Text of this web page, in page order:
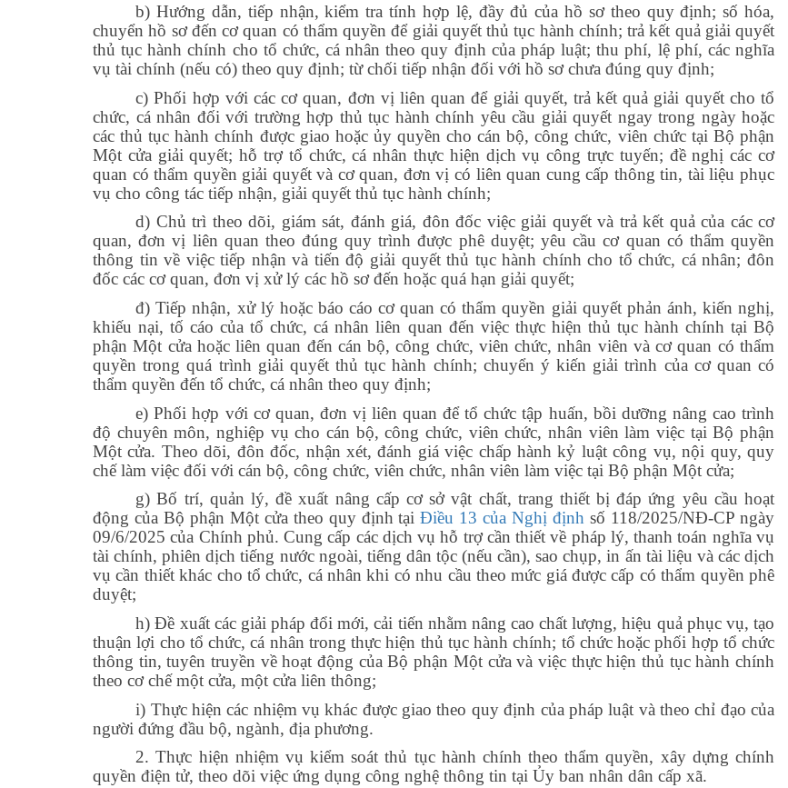
b) Hướng dẫn, tiếp nhận, kiểm tra tính hợp lệ, đầy đủ của hồ sơ theo quy định; số hóa,
chuyển hồ sơ đến cơ quan có thẩm quyền để giải quyết thủ tục hành chính; trả kết quả giải quyết
thủ tục hành chính cho tổ chức, cá nhân theo quy định của pháp luật; thu phí, lệ phí, các nghĩa
vụ tài chính (nếu có) theo quy định; từ chối tiếp nhận đối với hồ sơ chưa đúng quy định;
c) Phối hợp với các cơ quan, đơn vị liên quan để giải quyết, trả kết quả giải quyết cho tổ
chức, cá nhân đối với trường hợp thủ tục hành chính yêu cầu giải quyết ngay trong ngày hoặc
các thủ tục hành chính được giao hoặc ủy quyền cho cán bộ, công chức, viên chức tại Bộ phận
Một cửa giải quyết; hỗ trợ tổ chức, cá nhân thực hiện dịch vụ công trực tuyến; đề nghị các cơ
quan có thẩm quyền giải quyết và cơ quan, đơn vị có liên quan cung cấp thông tin, tài liệu phục
vụ cho công tác tiếp nhận, giải quyết thủ tục hành chính;
d) Chủ trì theo dõi, giám sát, đánh giá, đôn đốc việc giải quyết và trả kết quả của các cơ
quan, đơn vị liên quan theo đúng quy trình được phê duyệt; yêu cầu cơ quan có thẩm quyền
thông tin về việc tiếp nhận và tiến độ giải quyết thủ tục hành chính cho tổ chức, cá nhân; đôn
đốc các cơ quan, đơn vị xử lý các hồ sơ đến hoặc quá hạn giải quyết;
đ) Tiếp nhận, xử lý hoặc báo cáo cơ quan có thẩm quyền giải quyết phản ánh, kiến nghị,
khiếu nại, tố cáo của tổ chức, cá nhân liên quan đến việc thực hiện thủ tục hành chính tại Bộ
phận Một cửa hoặc liên quan đến cán bộ, công chức, viên chức, nhân viên và cơ quan có thẩm
quyền trong quá trình giải quyết thủ tục hành chính; chuyển ý kiến giải trình của cơ quan có
thẩm quyền đến tổ chức, cá nhân theo quy định;
e) Phối hợp với cơ quan, đơn vị liên quan để tổ chức tập huấn, bồi dưỡng nâng cao trình
độ chuyên môn, nghiệp vụ cho cán bộ, công chức, viên chức, nhân viên làm việc tại Bộ phận
Một cửa. Theo dõi, đôn đốc, nhận xét, đánh giá việc chấp hành kỷ luật công vụ, nội quy, quy
chế làm việc đối với cán bộ, công chức, viên chức, nhân viên làm việc tại Bộ phận Một cửa;
g) Bố trí, quản lý, đề xuất nâng cấp cơ sở vật chất, trang thiết bị đáp ứng yêu cầu hoạt
động của Bộ phận Một cửa theo quy định tạiĐiều 13 của Nghị địnhsố 118/2025/NĐ-CP ngày
09/6/2025 của Chính phủ. Cung cấp các dịch vụ hỗ trợ cần thiết về pháp lý, thanh toán nghĩa vụ
tài chính, phiên dịch tiếng nước ngoài, tiếng dân tộc (nếu cần), sao chụp, in ấn tài liệu và các dịch
vụ cần thiết khác cho tổ chức, cá nhân khi có nhu cầu theo mức giá được cấp có thẩm quyền phê
duyệt;
h) Đề xuất các giải pháp đổi mới, cải tiến nhằm nâng cao chất lượng, hiệu quả phục vụ, tạo
thuận lợi cho tổ chức, cá nhân trong thực hiện thủ tục hành chính; tổ chức hoặc phối hợp tổ chức
thông tin, tuyên truyền về hoạt động của Bộ phận Một cửa và việc thực hiện thủ tục hành chính
theo cơ chế một cửa, một cửa liên thông;
i) Thực hiện các nhiệm vụ khác được giao theo quy định của pháp luật và theo chỉ đạo của
người đứng đầu bộ, ngành, địa phương.
2. Thực hiện nhiệm vụ kiểm soát thủ tục hành chính theo thẩm quyền, xây dựng chính
quyền điện tử, theo dõi việc ứng dụng công nghệ thông tin tại Ủy ban nhân dân cấp xã.